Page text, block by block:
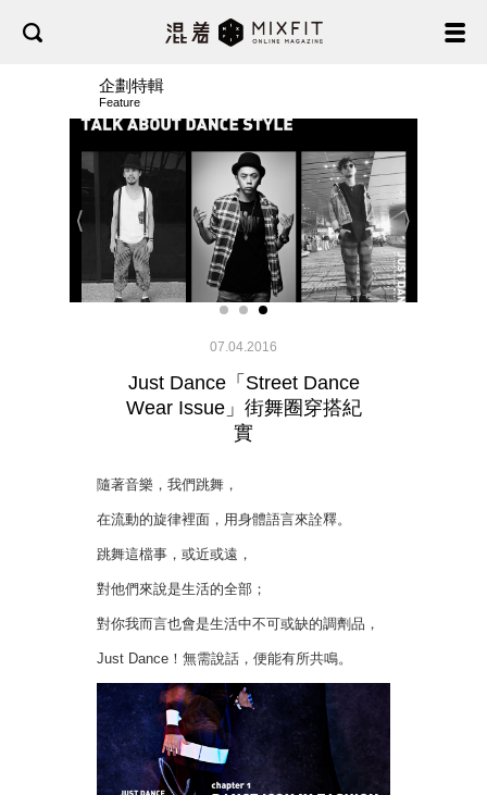
企劃特輯
Feature
⟩
⟨
07.04.2016
Just Dance「Street Dance
Wear Issue」街舞圈穿搭紀
實
隨著音樂，我們跳舞，
在流動的旋律裡面，用身體語言來詮釋。
跳舞這檔事，或近或遠，
對他們來說是生活的全部；
對你我而言也會是生活中不可或缺的調劑品，
Just Dance！無需說話，便能有所共鳴。